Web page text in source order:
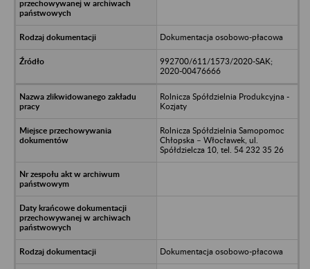
Dokumentacja osobowo-płacowa
992700/611/1573/2020-SAK;
2020-00476666
Rolnicza Spółdzielnia Produkcyjna -
Kozjaty
Rolnicza Spółdzielnia Samopomoc
Chłopska – Włocławek, ul.
Spółdzielcza 10, tel. 54 232 35 26
Dokumentacja osobowo-płacowa